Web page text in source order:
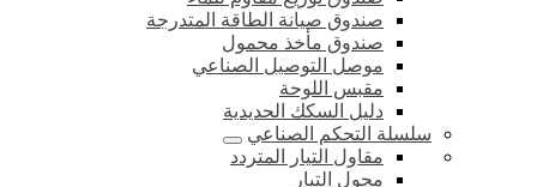
صندوق صيانة الطاقة المتدرجة
صندوق مأخذ محمول
موصل التوصيل الصناعي
مقبس اللوحة
دليل السكك الحديدية
سلسلة التحكم الصناعي
مقاول التيار المتردد
محول التيار